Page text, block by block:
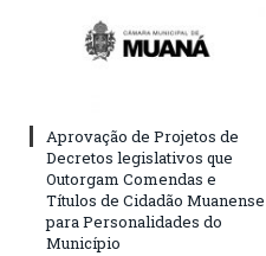
Aprovação de Projetos de
Decretos legislativos que
Outorgam Comendas e
Títulos de Cidadão Muanense
para Personalidades do
Município